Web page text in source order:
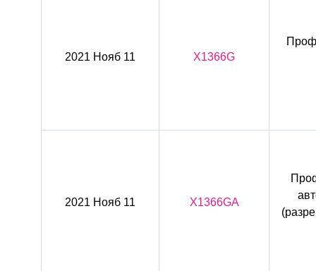
2021 Нояб 11 X1366G
2021 Нояб 11 X1366GA